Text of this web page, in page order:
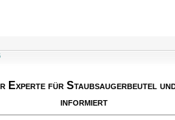
Experte für Staubsaugerbeutel
informiert